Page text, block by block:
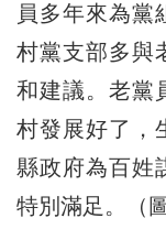
員多年來為黨
村黨支部多與
和建議。老黨
村發展好了，
縣政府為百姓
特別滿足。（